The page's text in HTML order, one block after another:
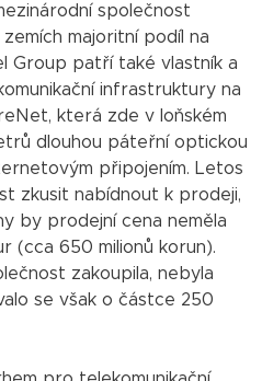
společnost
majoritní podíl na
Group patří také vlastník a
infrastruktury na
která zde v loňském
dlouhou páteřní optickou
připojením. Letos
zkusit nabídnout k prodeji,
by prodejní cena neměla
(cca 650 milionů korun).
zakoupila, nebyla
se však o částce 250